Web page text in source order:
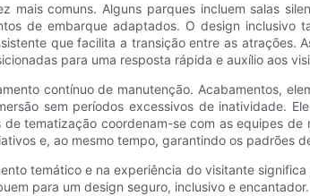
mais comuns. Alguns parques incluem salas
de embarque adaptados. O design
que facilita a transição entre as
para uma resposta rápida e auxílio aos
contínuo de manutenção. Acabamentos,
sem períodos excessivos de inatividade.
tematização coordenam-se com as equipes
e, ao mesmo tempo, garantindo os padrões
temático e na experiência do visitante
para um design seguro, inclusivo e encantador.